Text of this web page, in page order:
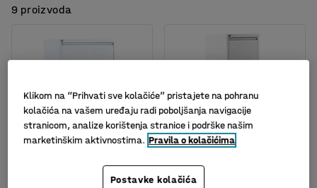
9 proizvoda
Ormar za kartoteke, A4,
Ormar za kartoteke,
Klikom na “Prihvati sve kolačiće” pristajete na pohranu
kolačića na vašem uređaju radi poboljšanja navigacije
stranicom, analize korištenja stranice i podrške našim
marketinškim aktivnostima. Pravila o kolačićima
Postavke kolačića